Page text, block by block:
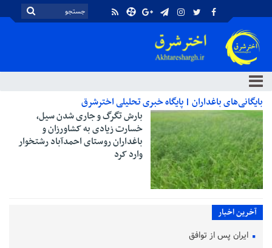
بایگانی‌های باغداران | پایگاه خبری تحلیلی اخترشرق
بارش تگرگ و جاری شدن سیل،
خسارت زیادی به کشاورزان و
باغداران روستای احمدآباد رشتخوار
وارد کرد
آخرین اخبار
ایران پس از توافق